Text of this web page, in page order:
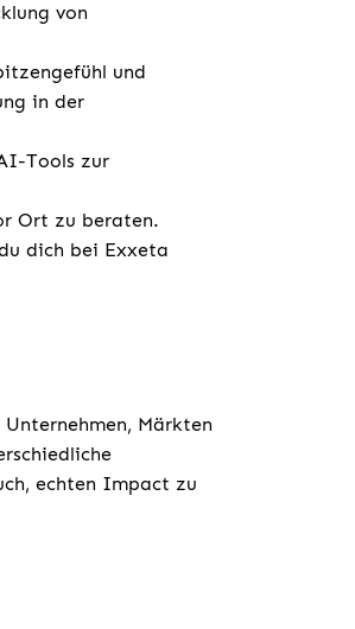
von
und
in der
Tools zur
Ort zu beraten.
dich bei Exxeta
Märkten
echten Impact zu